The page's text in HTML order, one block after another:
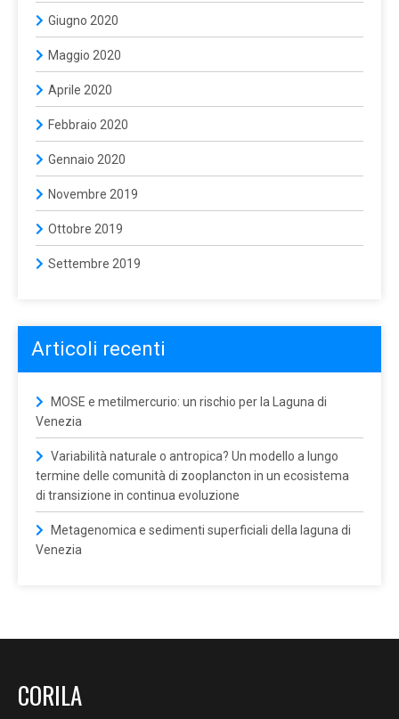
Giugno 2020
Maggio 2020
Aprile 2020
Febbraio 2020
Gennaio 2020
Novembre 2019
Ottobre 2019
Settembre 2019
Articoli recenti
MOSE e metilmercurio: un rischio per la Laguna di
Venezia
Variabilità naturale o antropica? Un modello a lungo
termine delle comunità di zooplancton in un ecosistema
di transizione in continua evoluzione
Metagenomica e sedimenti superficiali della laguna di
Venezia
CORILA